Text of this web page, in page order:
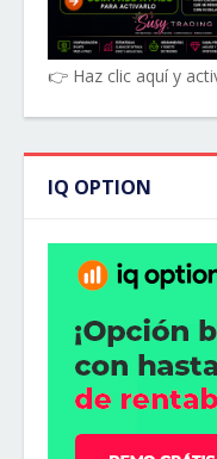
👉 Haz clic aquí y
IQ OPTION